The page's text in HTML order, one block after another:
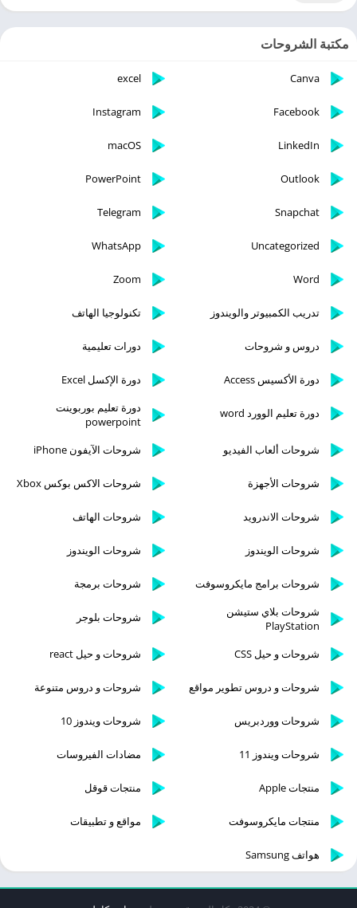
مكتبة الشروحات
Canva
excel
Facebook
Instagram
LinkedIn
macOS
Outlook
PowerPoint
Snapchat
Telegram
Uncategorized
WhatsApp
Word
Zoom
تدريب الكمبيوتر والويندوز تكنولوجيا الهاتف
دروس و شروحات دورات تعليمية
دورة الأكسيس Access دورة الإكسل Excel
دورة تعليم الوورد word
دورة تعليم بوربوينت
powerpoint
شروحات ألعاب الفيديو
شروحات الآيفون iPhone
شروحات الأجهزة شروحات الاكس بوكس Xbox
شروحات الاندرويد شروحات الهاتف
شروحات الويندوز شروحات الويندوز
شروحات برامج مايكروسوفت
شروحات برمجة
شروحات بلاي ستيشن
PlayStation
شروحات بلوجر
شروحات و حيل CSS شروحات و حيل react
شروحات و دروس تطوير مواقع شروحات و دروس متنوعة
شروحات ووردبريس شروحات ويندوز 10
شروحات ويندوز 11 مضادات الفيروسات
منتجات Apple منتجات قوقل
منتجات مايكروسوفت مواقع و تطبيقات
هواتف Samsung